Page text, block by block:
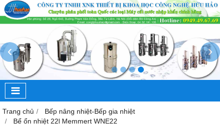
‹ ›
Trang chủ
Bếp nâng nhiệt-Bếp gia nhiệt
Bể ổn nhiệt 22l Memmert WNE22